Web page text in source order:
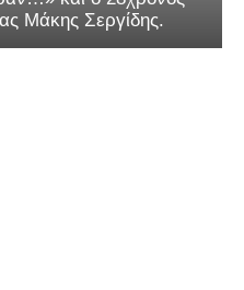
Μάκης Σεργίδης.